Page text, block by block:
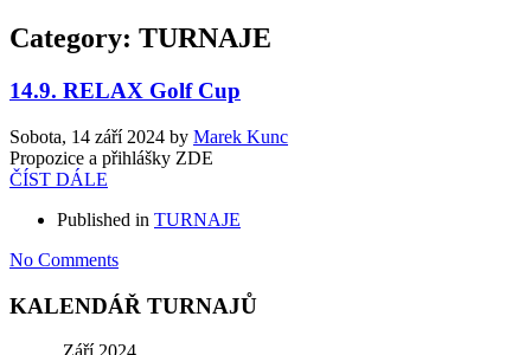
Category: TURNAJE
14.9. RELAX Golf Cup
Sobota, 14 září 2024 by Marek Kunc
Propozice a přihlášky ZDE
ČÍST DÁLE
Published in TURNAJE
No Comments
KALENDÁŘ TURNAJŮ